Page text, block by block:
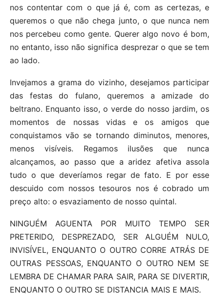
nos contentar com o que já é, com as certezas, e
queremos o que não chega junto, o que nunca nem
nos percebeu como gente. Querer algo novo é bom,
no entanto, isso não significa desprezar o que se tem
ao lado.
Invejamos a grama do vizinho, desejamos participar
das festas do fulano, queremos a amizade do
beltrano. Enquanto isso, o verde do nosso jardim, os
momentos de nossas vidas e os amigos que
conquistamos vão se tornando diminutos, menores,
menos visíveis. Regamos ilusões que nunca
alcançamos, ao passo que a aridez afetiva assola
tudo o que deveríamos regar de fato. E por esse
descuido com nossos tesouros nos é cobrado um
preço alto: o esvaziamento de nosso quintal.
NINGUÉM AGUENTA POR MUITO TEMPO SER
PRETERIDO, DESPREZADO, SER ALGUÉM NULO,
INVISÍVEL, ENQUANTO O OUTRO CORRE ATRÁS DE
OUTRAS PESSOAS, ENQUANTO O OUTRO NEM SE
LEMBRA DE CHAMAR PARA SAIR, PARA SE DIVERTIR,
ENQUANTO O OUTRO SE DISTANCIA MAIS E MAIS.